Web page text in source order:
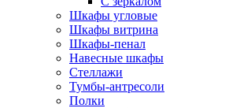
Шкафы угловые
Шкафы витрина
Шкафы-пенал
Навесные шкафы
Стеллажи
Тумбы-антресоли
Полки